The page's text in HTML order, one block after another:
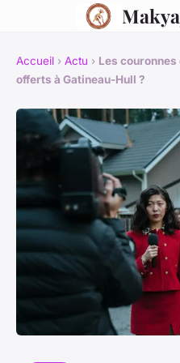
Accueil › Actu › Les
offerts à Gatineau-Hull ?